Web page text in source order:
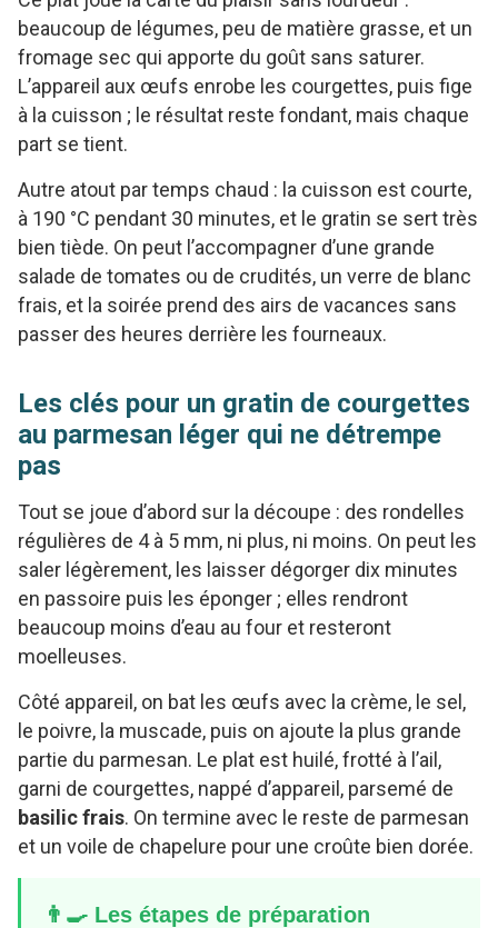
beaucoup de légumes, peu de matière grasse, et un
fromage sec qui apporte du goût sans saturer.
L’appareil aux œufs enrobe les courgettes, puis fige
à la cuisson ; le résultat reste fondant, mais chaque
part se tient.
Autre atout par temps chaud : la cuisson est courte,
à 190 °C pendant 30 minutes, et le gratin se sert très
bien tiède. On peut l’accompagner d’une grande
salade de tomates ou de crudités, un verre de blanc
frais, et la soirée prend des airs de vacances sans
passer des heures derrière les fourneaux.
Les clés pour un gratin de courgettes
au parmesan léger qui ne détrempe
pas
Tout se joue d’abord sur la découpe : des rondelles
régulières de 4 à 5 mm, ni plus, ni moins. On peut les
saler légèrement, les laisser dégorger dix minutes
en passoire puis les éponger ; elles rendront
beaucoup moins d’eau au four et resteront
moelleuses.
Côté appareil, on bat les œufs avec la crème, le sel,
le poivre, la muscade, puis on ajoute la plus grande
partie du parmesan. Le plat est huilé, frotté à l’ail,
garni de courgettes, nappé d’appareil, parsemé de
basilic frais. On termine avec le reste de parmesan
et un voile de chapelure pour une croûte bien dorée.
👨‍🍳 Les étapes de préparation